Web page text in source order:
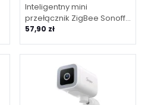
Inteligentny mini
przełącznik ZigBee Sonoff
ZBMINIL2
57,90 zł